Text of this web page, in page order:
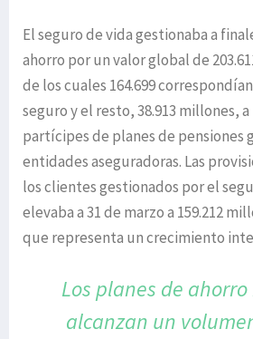
El seguro de vida gestionaba a
ahorro por un valor global de
de los cuales 164.699
seguro y el resto, 38.913 millones,
partícipes de planes de pensiones
entidades aseguradoras. Las
los clientes gestionados por el
elevaba a 31 de marzo a 159.212
que representa un crecimiento
Los planes de
alcanzan un